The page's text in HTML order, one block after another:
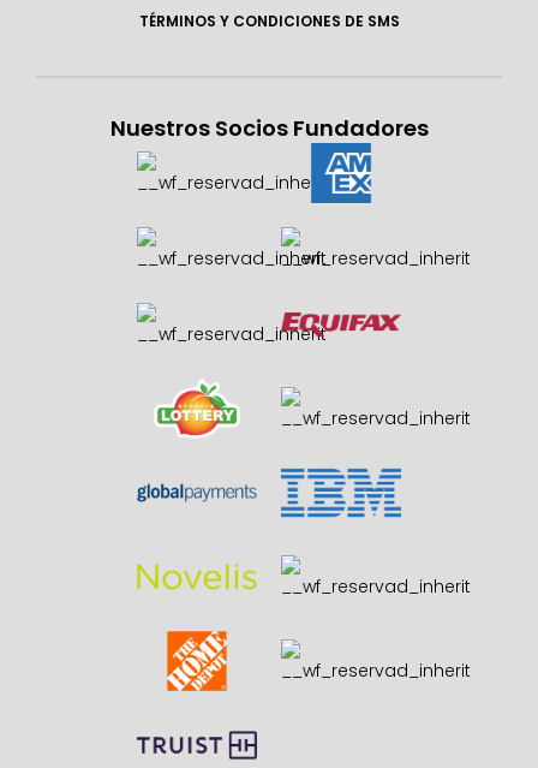
TÉRMINOS Y CONDICIONES DE SMS
Nuestros Socios Fundadores